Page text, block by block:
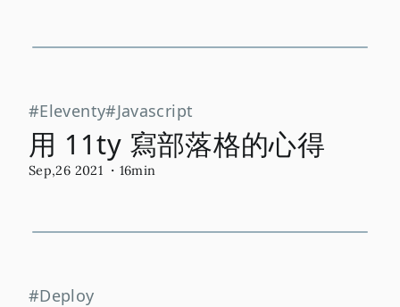
Eleventy Javascript
用 11ty 寫部落格的心得
Sep,26 2021・16min
Deploy